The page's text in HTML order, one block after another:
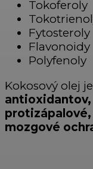
Tokoferoly
Fytosteroly
Flavonoidy
Polyfenoly
Kokosový olej
antioxidantov,
mozgové